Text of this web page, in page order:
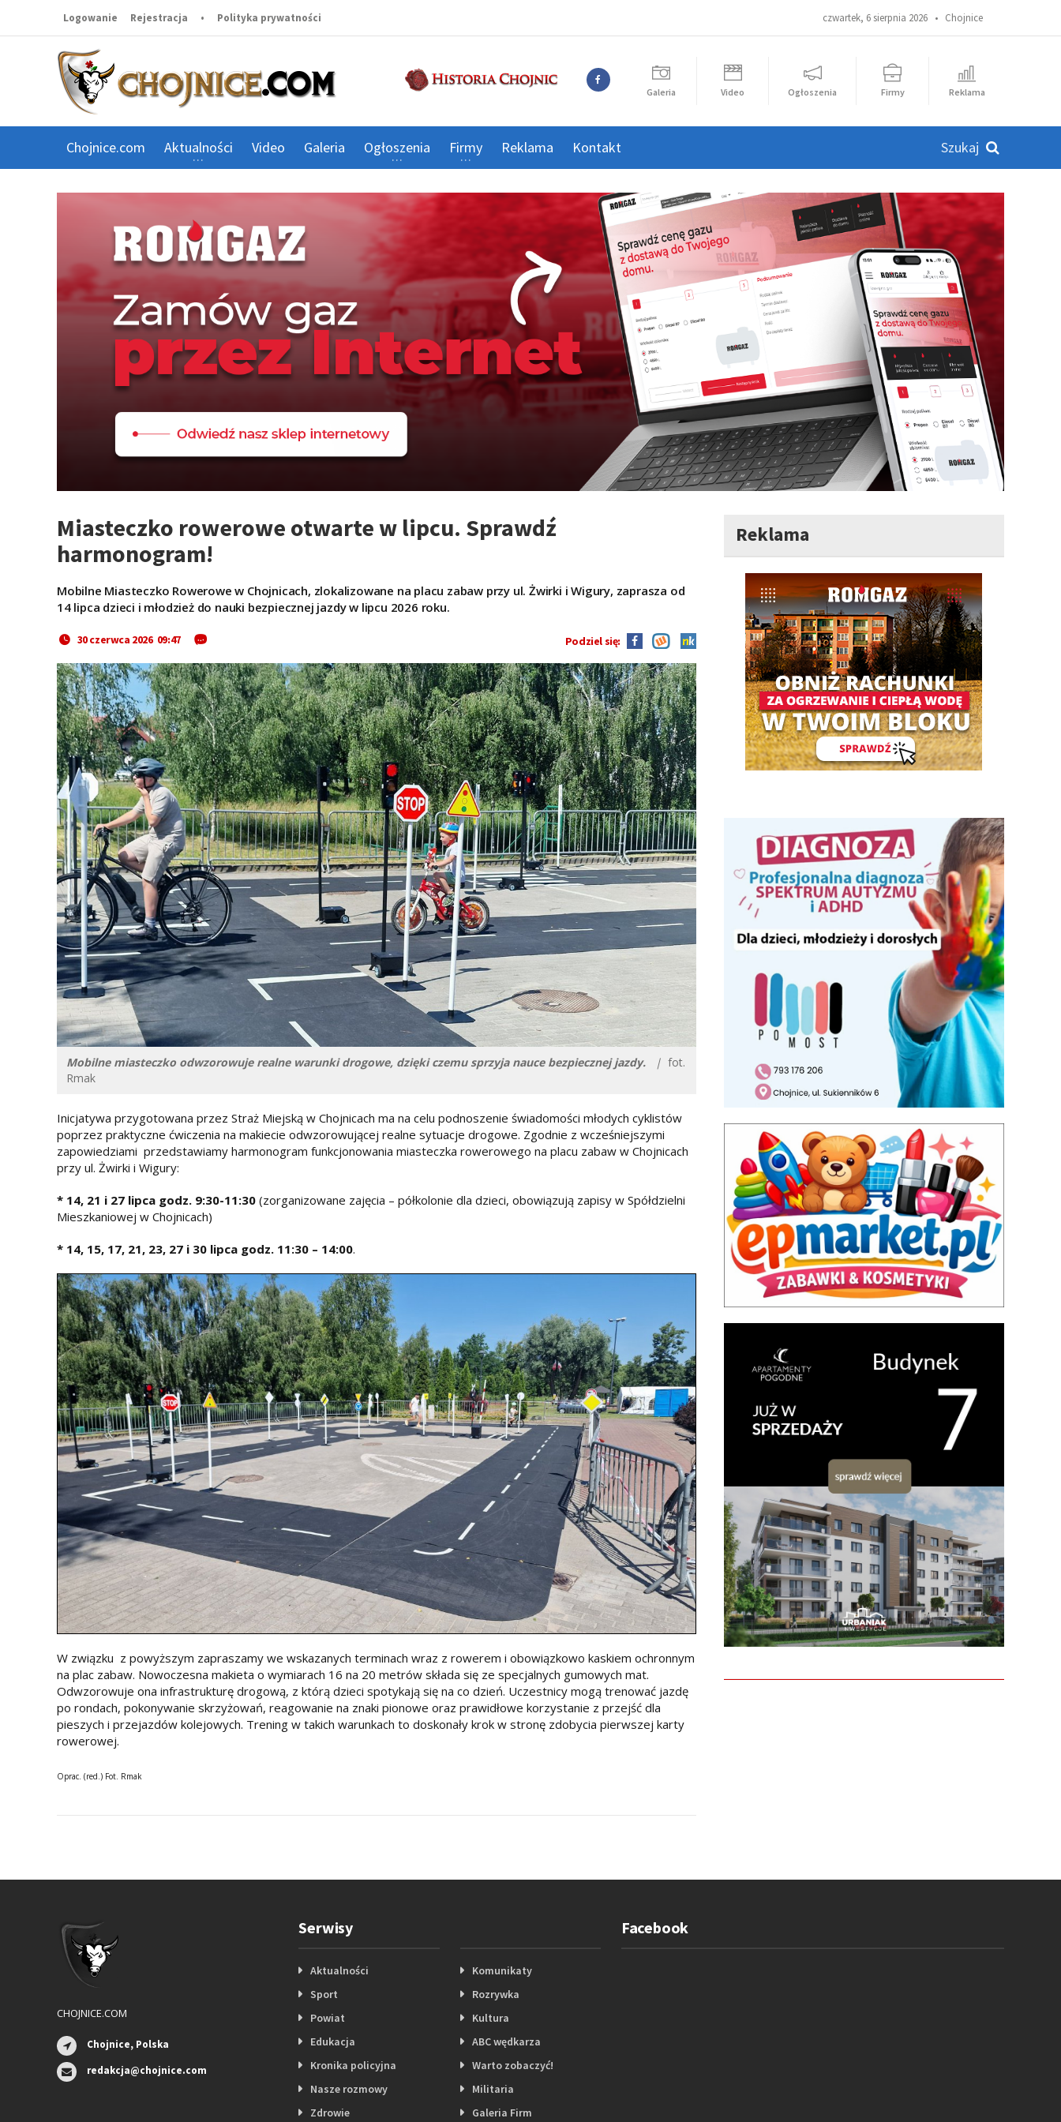
czwartek, 6 sierpnia 2026 • Chojnice
Logowanie Rejestracja • Polityka prywatności
Galeria Video Ogłoszenia Firmy Reklama
Chojnice.com Aktualności Video Galeria Ogłoszenia Firmy Reklama Kontakt
Miasteczko rowerowe otwarte w lipcu. Sprawdź
harmonogram!
Mobilne Miasteczko Rowerowe w Chojnicach, zlokalizowane na placu zabaw przy ul. Żwirki i Wigury, zaprasza od
14 lipca dzieci i młodzież do nauki bezpiecznej jazdy w lipcu 2026 roku.
30 czerwca 2026 09:47 Podziel się:
Mobilne miasteczko odwzorowuje realne warunki drogowe, dzięki czemu sprzyja nauce bezpiecznej jazdy. | fot.
Rmak
Inicjatywa przygotowana przez Straż Miejską w Chojnicach ma na celu podnoszenie świadomości młodych cyklistów
poprzez praktyczne ćwiczenia na makiecie odwzorowującej realne sytuacje drogowe. Zgodnie z wcześniejszymi
zapowiedziami przedstawiamy harmonogram funkcjonowania miasteczka rowerowego na placu zabaw w Chojnicach
przy ul. Żwirki i Wigury:
* 14, 21 i 27 lipca godz. 9:30-11:30 (zorganizowane zajęcia – półkolonie dla dzieci, obowiązują zapisy w Spółdzielni
Mieszkaniowej w Chojnicach)
* 14, 15, 17, 21, 23, 27 i 30 lipca godz. 11:30 – 14:00.
W związku z powyższym zapraszamy we wskazanych terminach wraz z rowerem i obowiązkowo kaskiem ochronnym
na plac zabaw. Nowoczesna makieta o wymiarach 16 na 20 metrów składa się ze specjalnych gumowych mat.
Odwzorowuje ona infrastrukturę drogową, z którą dzieci spotykają się na co dzień. Uczestnicy mogą trenować jazdę
po rondach, pokonywanie skrzyżowań, reagowanie na znaki pionowe oraz prawidłowe korzystanie z przejść dla
pieszych i przejazdów kolejowych. Trening w takich warunkach to doskonały krok w stronę zdobycia pierwszej karty
rowerowej.
Oprac. (red.) Fot. Rmak
Reklama
CHOJNICE.COM
Chojnice, Polska
redakcja@chojnice.com
Serwisy
Aktualności
Sport
Powiat
Edukacja
Kronika policyjna
Nasze rozmowy
Zdrowie
Komunikaty
Rozrywka
Kultura
ABC wędkarza
Warto zobaczyć!
Militaria
Galeria Firm
Facebook